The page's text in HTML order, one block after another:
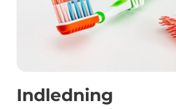
Indledning